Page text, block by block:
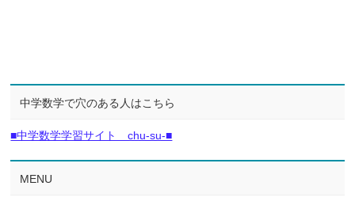
中学数学で穴のある人はこちら
■中学数学学習サイト chu-su-■
MENU